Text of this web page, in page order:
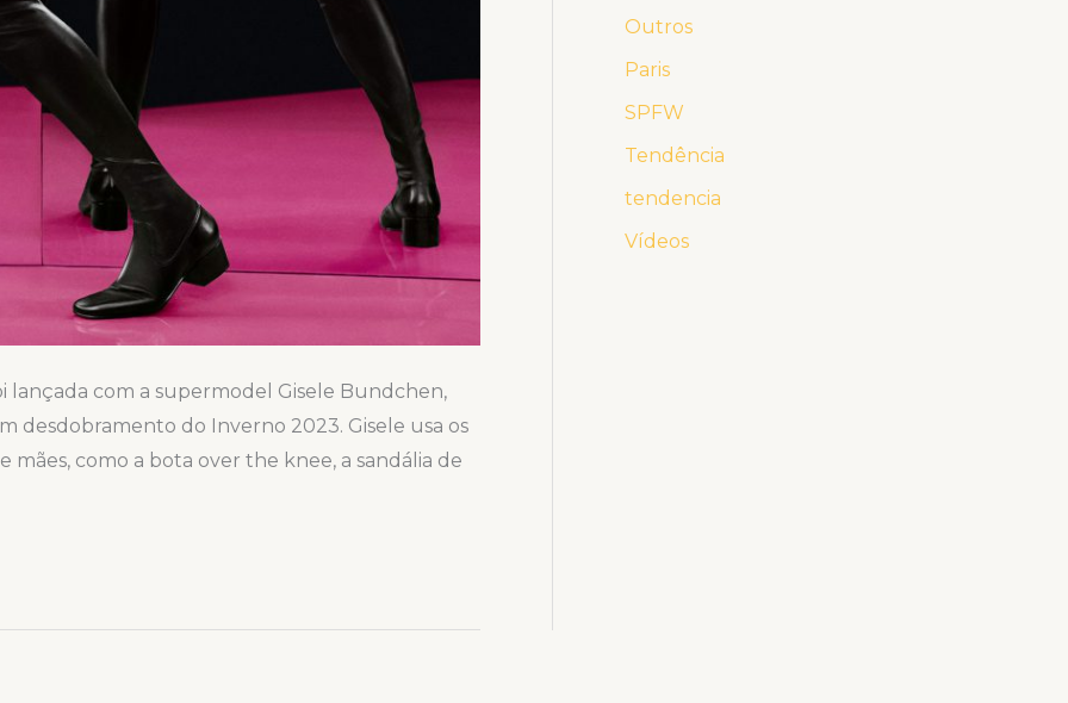
lançada com a supermodel Gisele Bundchen,
desdobramento do Inverno 2023. Gisele usa os
como a bota over the knee, a sandália de
Outros
Paris
SPFW
Tendência
tendencia
Vídeos